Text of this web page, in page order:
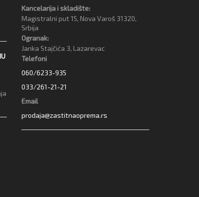
Kancelarija i skladište:
Magistralni put 15, Nova Varoš 31320,
Srbija
Ogranak:
Janka Stajčića 3, Lazarevac
Telefoni
060/6233-935
033/261-21-21
Email
prodaja@zastitnaoprema.rs